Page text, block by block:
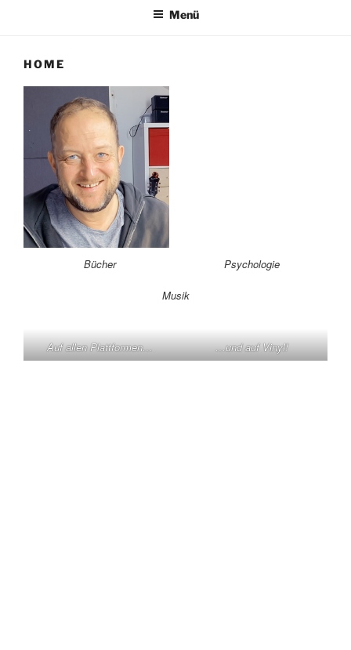
Menü
HOME
Bücher Psychologie
Musik
Auf allen Plattformen… …und auf Vinyl!